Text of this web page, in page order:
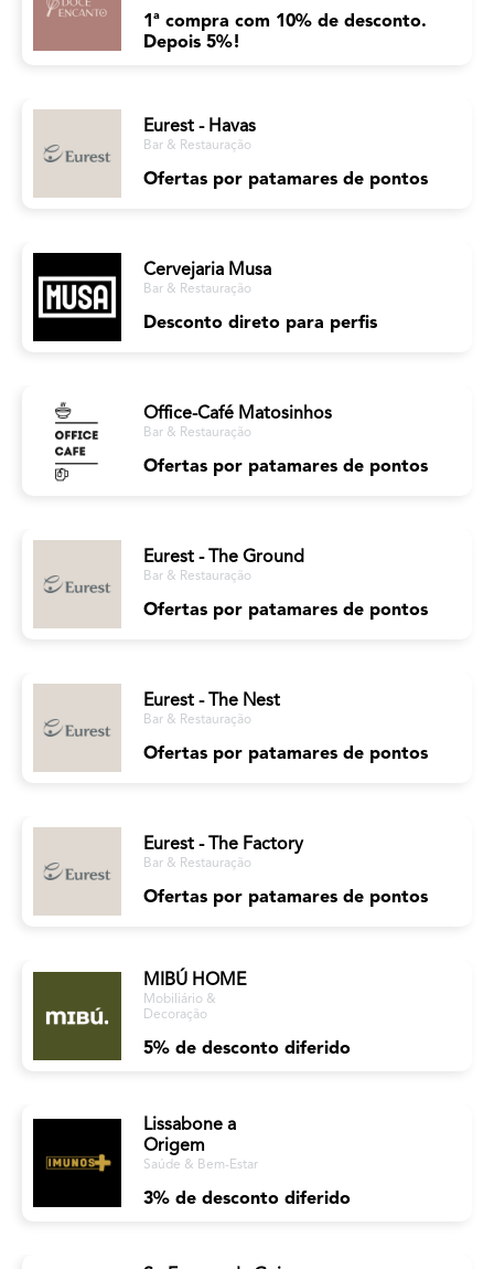
1ª compra com 10% de desconto.
Depois 5%!
Eurest - Havas
Bar & Restauração
Ofertas por patamares de pontos
Cervejaria Musa
Bar & Restauração
Desconto direto para perfis
Office-Café Matosinhos
Bar & Restauração
Ofertas por patamares de pontos
Eurest - The Ground
Bar & Restauração
Ofertas por patamares de pontos
Eurest - The Nest
Bar & Restauração
Ofertas por patamares de pontos
Eurest - The Factory
Bar & Restauração
Ofertas por patamares de pontos
MIBÚ HOME
Mobiliário &
Decoração
5% de desconto diferido
Lissabone a
Origem
Saúde & Bem-Estar
3% de desconto diferido